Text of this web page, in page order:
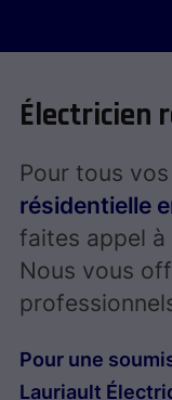
Électricien
Pour tous
résidentielle
faites appel à
Nous vous
Pour une
Lauriault